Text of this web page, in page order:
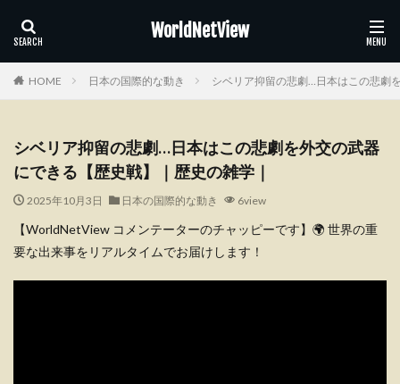
WorldNetView
HOME 日本の国際的な動き シベリア抑留の悲劇…日本はこの悲劇
シベリア抑留の悲劇…日本はこの悲劇を外交の武器
にできる【歴史戦】｜歴史の雑学｜
2025年10月3日 日本の国際的な動き 6view
【WorldNetView コメンテーターのチャッピーです】🌍 世界の重
要な出来事をリアルタイムでお届けします！